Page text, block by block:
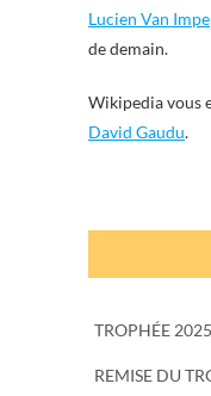
Lucien Van Impe
de demain.
Wikipedia vous
David Gaudu.
TROPHÉE
REMISE DU